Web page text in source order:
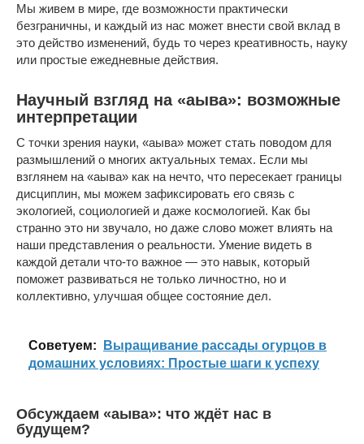
Мы живем в мире, где возможности практически
безграничны, и каждый из нас может внести свой вклад в
это действо изменений, будь то через креативность, науку
или простые ежедневные действия.
Научный взгляд на «аыва»: возможные
интерпретации
С точки зрения науки, «аыва» может стать поводом для
размышлений о многих актуальных темах. Если мы
взглянем на «аыва» как на нечто, что пересекает границы
дисциплин, мы можем зафиксировать его связь с
экологией, социологией и даже космологией. Как бы
странно это ни звучало, но даже слово может влиять на
наши представления о реальности. Умение видеть в
каждой детали что-то важное — это навык, который
поможет развиваться не только личностно, но и
коллективно, улучшая общее состояние дел.
Cоветуем:
Выращивание рассады огурцов в
домашних условиях: Простые шаги к успеху
Обсуждаем «аыва»: что ждёт нас в
будущем?